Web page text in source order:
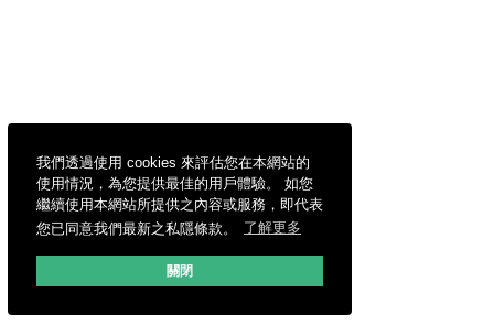
我們透過使用 cookies 來評估您在本網站的
使用情況，為您提供最佳的用戶體驗。 如您
繼續使用本網站所提供之內容或服務，即代表
您已同意我們最新之私隱條款。
了解更多
關閉